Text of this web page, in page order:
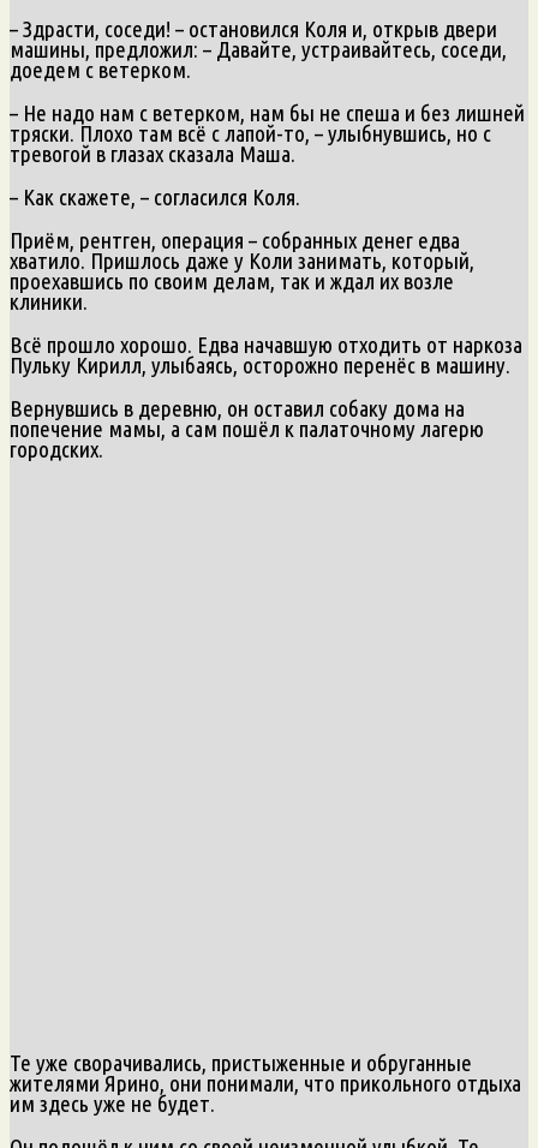
– Здрасти, соседи! – остановился Коля и, открыв двери
машины, предложил: – Давайте, устраивайтесь, соседи,
доедем с ветерком.
– Не надо нам с ветерком, нам бы не спеша и без лишней
тряски. Плохо там всё с лапой-то, – улыбнувшись, но с
тревогой в глазах сказала Маша.
– Как скажете, – согласился Коля.
Приём, рентген, операция – собранных денег едва
хватило. Пришлось даже у Коли занимать, который,
проехавшись по своим делам, так и ждал их возле
клиники.
Всё прошло хорошо. Едва начавшую отходить от наркоза
Пульку Кирилл, улыбаясь, осторожно перенёс в машину.
Вернувшись в деревню, он оставил собаку дома на
попечение мамы, а сам пошёл к палаточному лагерю
городских.
Те уже сворачивались, пристыженные и обруганные
жителями Ярино, они понимали, что прикольного отдыха
им здесь уже не будет.